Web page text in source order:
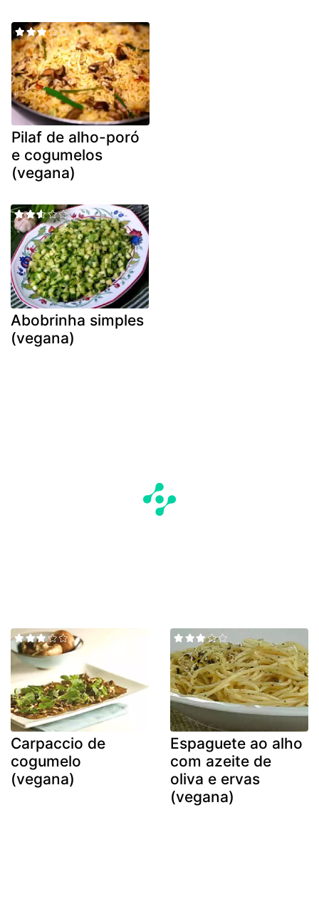
Pilaf de alho-poró
e cogumelos
(vegana)
Abobrinha simples
(vegana)
Carpaccio de
cogumelo
(vegana)
Espaguete ao alho
com azeite de
oliva e ervas
(vegana)